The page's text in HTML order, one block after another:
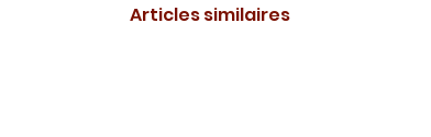
Articles similaires